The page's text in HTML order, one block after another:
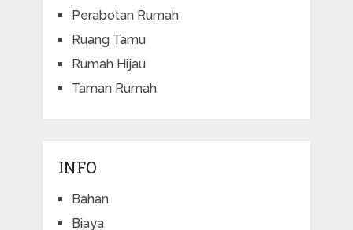
Perabotan Rumah
Ruang Tamu
Rumah Hijau
Taman Rumah
INFO
Bahan
Biaya